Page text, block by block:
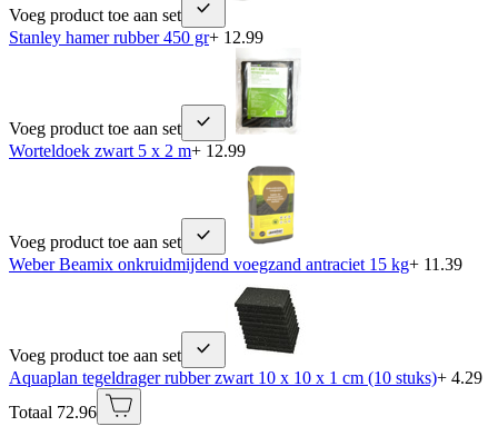
Voeg product toe aan set
Stanley hamer rubber 450 gr+ 12.99
Voeg product toe aan set
Worteldoek zwart 5 x 2 m+ 12.99
Voeg product toe aan set
Weber Beamix onkruidmijdend voegzand antraciet 15 kg+ 11.39
Voeg product toe aan set
Aquaplan tegeldrager rubber zwart 10 x 10 x 1 cm (10 stuks)+ 4.29
Totaal 72.96